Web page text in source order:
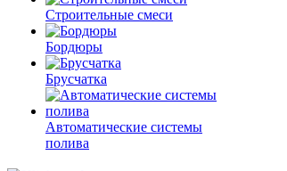
Строительные смеси
Бордюры
Брусчатка
Автоматические системы
полива